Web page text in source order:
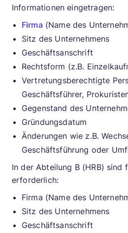
Informationen eingetragen:
Firma(Name des
Sitz des Unternehmens
Geschäftsanschrift
Rechtsform (z.B.
Vertretungsberechtigte
Geschäftsführer,
Gegenstand des
Gründungsdatum
Änderungen wie z.B.
Geschäftsführung oder
In der Abteilung B (HRB) sind
erforderlich:
Firma (Name des
Sitz des Unternehmens
Geschäftsanschrift